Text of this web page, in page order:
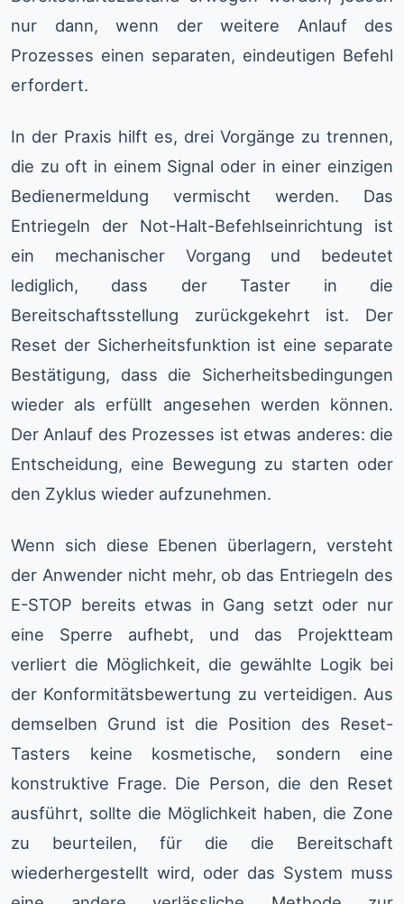
nur dann, wenn der weitere Anlauf des
Prozesses einen separaten, eindeutigen Befehl
erfordert.
In der Praxis hilft es, drei Vorgänge zu trennen,
die zu oft in einem Signal oder in einer einzigen
Bedienermeldung vermischt werden. Das
Entriegeln der Not-Halt-Befehlseinrichtung ist
ein mechanischer Vorgang und bedeutet
lediglich, dass der Taster in die
Bereitschaftsstellung zurückgekehrt ist. Der
Reset der Sicherheitsfunktion ist eine separate
Bestätigung, dass die Sicherheitsbedingungen
wieder als erfüllt angesehen werden können.
Der Anlauf des Prozesses ist etwas anderes: die
Entscheidung, eine Bewegung zu starten oder
den Zyklus wieder aufzunehmen.
Wenn sich diese Ebenen überlagern, versteht
der Anwender nicht mehr, ob das Entriegeln des
E-STOP bereits etwas in Gang setzt oder nur
eine Sperre aufhebt, und das Projektteam
verliert die Möglichkeit, die gewählte Logik bei
der Konformitätsbewertung zu verteidigen. Aus
demselben Grund ist die Position des Reset-
Tasters keine kosmetische, sondern eine
konstruktive Frage. Die Person, die den Reset
ausführt, sollte die Möglichkeit haben, die Zone
zu beurteilen, für die die Bereitschaft
wiederhergestellt wird, oder das System muss